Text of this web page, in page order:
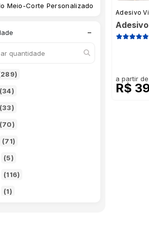
(1)
(12)
Meio-Corte Personalizado
−
(34)
(33)
(70)
(71)
(5)
(116)
(1)
Adesivo
a partir de
R$